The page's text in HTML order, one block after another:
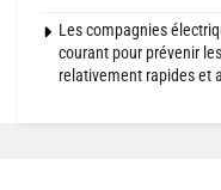
Les compagnies
courant pour prévenir
relativement rapides et